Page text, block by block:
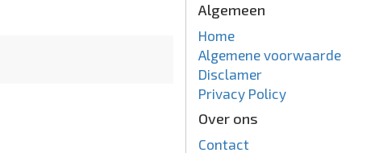
Algemeen
Home
Algemene voorwaarde
Disclamer
Privacy Policy
Over ons
Contact